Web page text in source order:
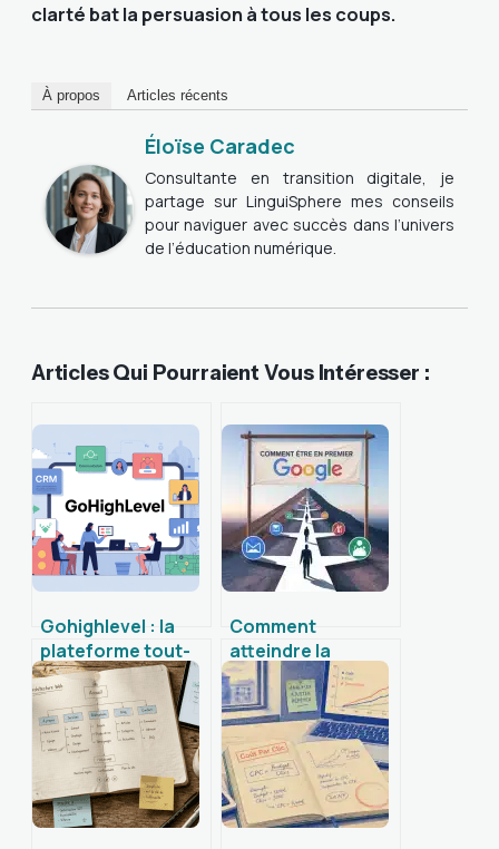
clarté bat la persuasion à tous les coups.
À propos Articles récents
Éloïse Caradec
Consultante en transition digitale, je
partage sur LinguiSphere mes conseils
pour naviguer avec succès dans l’univers
de l’éducation numérique.
Articles Qui Pourraient Vous Intéresser :
Gohighlevel : la
plateforme tout-
en-un qui simplifie
votre marketing
Comment
atteindre la
première place sur
Google : 3 piliers
techniques et
l’intention de
recherche